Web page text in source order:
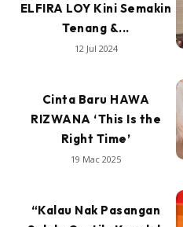
ELFIRA LOY Kini Semakin
Tenang &...
12 Jul 2024
Cinta Baru HAWA
RIZWANA ‘This Is the
Right Time’
19 Mac 2025
“Kalau Nak Pasangan